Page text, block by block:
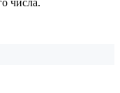
числа.